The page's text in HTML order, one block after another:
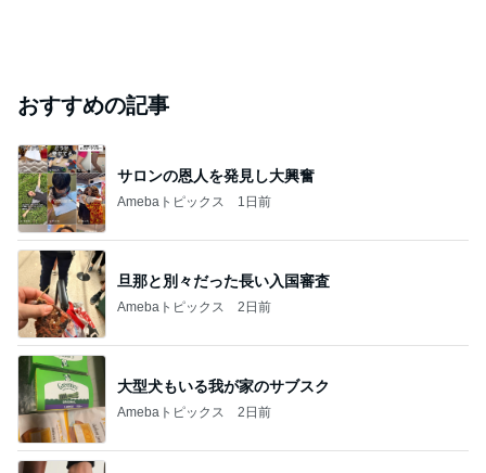
おすすめの記事
サロンの恩人を発見し大興奮
Amebaトピックス 1日前
旦那と別々だった長い入国審査
Amebaトピックス 2日前
大型犬もいる我が家のサブスク
Amebaトピックス 2日前